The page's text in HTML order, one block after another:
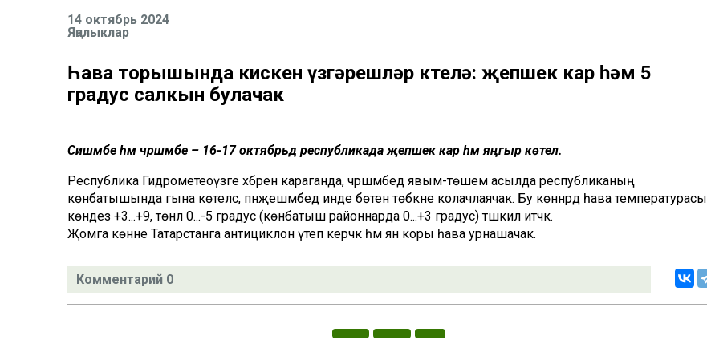
14 октябрь 2024
Яңалыклар
Һава торышында кискен үзгәрешләр көтелә: җепшек кар һәм 5
градус салкын булачак
Сишәмбе һәм чәршәмбе – 16-17 октябрьдә республикада җепшек кар һәм яңгыр көтелә.
Республика Гидрометеоүзәге хәбәренә караганда, чәршәмбедә явым-төшем асылда республиканың
көнбатышында гына көтелсә, пәнҗешәмбедә инде бөтен төбәкне колачлаячак. Бу көннәрдә һава температурасы
көндез +3...+9, төнлә 0...-5 градус (көнбатыш районнарда 0...+3 градус) тәшкил итәчәк.
Җомга көнне Татарстанга антициклон үтеп керәчәк һәм янә коры һава урнашачак.
Комментарий 0